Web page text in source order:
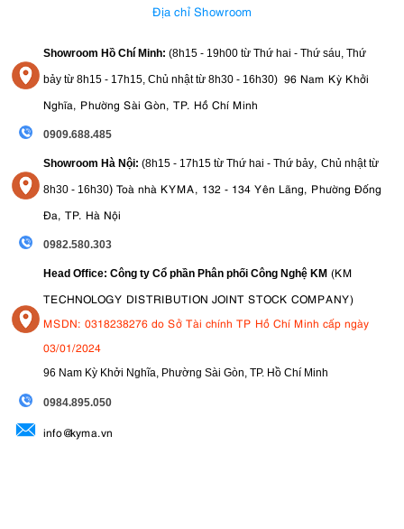
Địa chỉ Showroom
Showroom Hồ Chí Minh: (8h15 - 19h00 từ Thứ hai - Thứ sáu, Thứ
bảy từ 8h15 - 17h15, Chủ nhật từ 8h30 - 16h30) 96 Nam Kỳ Khởi
Nghĩa, Phường Sài Gòn, TP. Hồ Chí Minh
0909.688.485
Showroom Hà Nội: (8h15 - 17h15 từ Thứ hai - Thứ bảy, Chủ nhật từ
8h30 - 16h30) Toà nhà KYMA, 132 - 134 Yên Lãng, Phường Đống
Đa, TP. Hà Nội
0982.580.303
Head Office: Công ty Cổ phần Phân phối Công Nghệ KM (KM
TECHNOLOGY DISTRIBUTION JOINT STOCK COMPANY)
MSDN: 0318238276 do Sở Tài chính TP Hồ Chí Minh cấp ngày
03/01/2024
96 Nam Kỳ Khởi Nghĩa, Phường Sài Gòn, TP. Hồ Chí Minh
0984.895.050
info@kyma.vn